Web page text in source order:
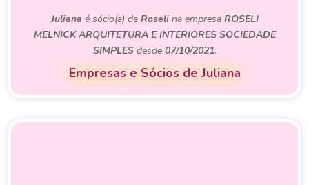
Juliana é sócio(a) de Roselina empresa ROSELI
MELNICK ARQUITETURA E INTERIORES SOCIEDADE
SIMPLESdesde 07/10/2021.
Empresas e Sócios de Juliana